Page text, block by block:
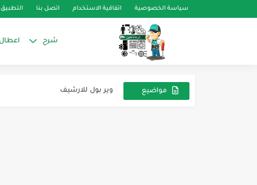
سياسة الخصوصية اتفاقية الاستخدام اتصل بنا
شرح اعطال
مواضيع
للأرشيف ثلاجة سامسونج